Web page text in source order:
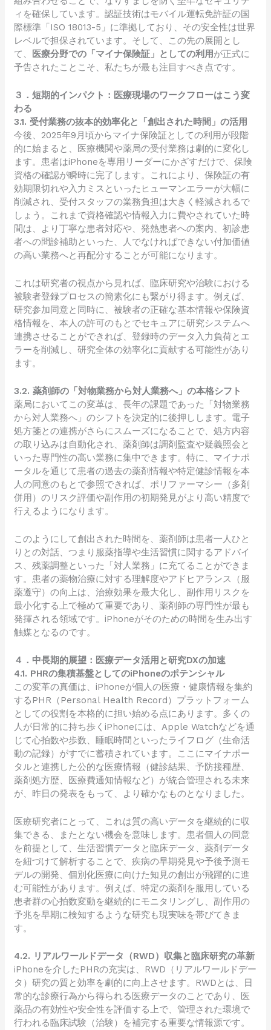
ィを確保しています。認証技術はモバイル運転免許証の国
際標準「ISO 18013-5」に準拠しており、その安全性は世界
レベルで担保されています。そして、この先の展開とし
て、
医療分野での「マイナ保険証」としての利用が正式に
予告されたことこそ、私たちが最も注目すべき点です。
３．短期的インパクト：医療現場のワークフローはこう変
わる
3.1. 受付業務の抜本的効率化と「創出された時間」の活用
今後、2025年9月頃からマイナ保険証としての利用が段階
的に始まると、医療機関や薬局の受付業務は劇的に変化し
ます。患者はiPhoneを専用リーダーにかざすだけで、保険
資格の確認が瞬時に完了します。これにより、保険証の有
効期限切れや入力ミスといったヒューマンエラーが大幅に
削減され、受付スタッフの業務負担は大きく軽減されるで
しょう。これまで資格確認や情報入力に費やされていた時
間は、より丁寧な患者対応や、発熱患者への案内、初診患
者への問診補助といった、人でなければできない付加価値
の高い業務へと再配分することが可能になります。
これは研究者の視点から見れば、臨床研究や治験における
被験者登録プロセスの簡素化にも繋がり得ます。例えば、
研究参加同意と同時に、被験者の正確な基本情報や保険資
格情報を、本人の許可のもとでセキュアに研究システムへ
連携させることができれば、登録時のデータ入力負荷とエ
ラーを削減し、研究全体の効率化に貢献する可能性があり
ます。
3.2. 薬剤師の「対物業務から対人業務へ」の本格シフト
薬局においてこの変革は、長年の課題であった「対物業務
から対人業務へ」のシフトを決定的に後押しします。電子
処方箋との連携がさらにスムーズになることで、処方内容
の取り込みは自動化され、薬剤師は調剤監査や疑義照会と
いった専門性の高い業務に集中できます。特に、マイナポ
ータルを通じて患者の過去の薬剤情報や特定健診情報を本
人の同意のもとで参照できれば、ポリファーマシー（多剤
併用）のリスク評価や副作用の初期発見がより高い精度で
行えるようになります。
このようにして創出された時間を、薬剤師は患者一人ひと
りとの対話、つまり服薬指導や生活習慣に関するアドバイ
ス、残薬調整といった「対人業務」に充てることができま
す。患者の薬物治療に対する理解度やアドヒアランス（服
薬遵守）の向上は、治療効果を最大化し、副作用リスクを
最小化する上で極めて重要であり、薬剤師の専門性が最も
発揮される領域です。iPhoneがそのための時間を生み出す
触媒となるのです。
４．中長期的展望：医療データ活用と研究DXの加速
4.1. PHRの集積基盤としてのiPhoneのポテンシャル
この変革の真価は、iPhoneが個人の医療・健康情報を集約
するPHR（Personal Health Record）プラットフォーム
としての役割を本格的に担い始める点にあります。多くの
人が日常的に持ち歩くiPhoneには、Apple Watchなどを通
じて心拍数や歩数、睡眠時間といったライフログ（生命活
動の記録）がすでに蓄積されています。ここにマイナポー
タルと連携した公的な医療情報（健診結果、予防接種歴、
薬剤処方歴、医療費通知情報など）が統合管理される未来
が、昨日の発表をもって、より確かなものとなりました。
医療研究者にとって、これは質の高いデータを継続的に収
集できる、またとない機会を意味します。患者個人の同意
を前提として、生活習慣データと臨床データ、薬剤データ
を紐づけて解析することで、疾病の早期発見や予後予測モ
デルの開発、個別化医療に向けた知見の創出が飛躍的に進
む可能性があります。例えば、特定の薬剤を服用している
患者群の心拍数変動を継続的にモニタリングし、副作用の
予兆を早期に検知するような研究も現実味を帯びてきま
す。
4.2. リアルワールドデータ（RWD）収集と臨床研究の革新
iPhoneを介したPHRの充実は、RWD（リアルワールドデー
タ）研究の質と効率を劇的に向上させます。RWDとは、日
常的な診療行為から得られる医療データのことであり、医
薬品の有効性や安全性を評価する上で、管理された環境で
行われる臨床試験（治験）を補完する重要な情報源です。